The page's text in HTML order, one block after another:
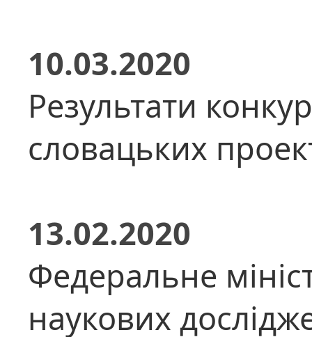
10.03.2020
Результати
словацьких
13.02.2020
Федеральне
наукових